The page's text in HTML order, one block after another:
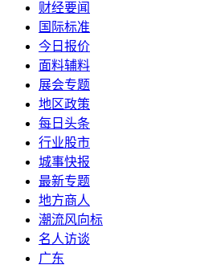
财经要闻
国际标准
今日报价
面料辅料
展会专题
地区政策
每日头条
行业股市
城事快报
最新专题
地方商人
潮流风向标
名人访谈
广东